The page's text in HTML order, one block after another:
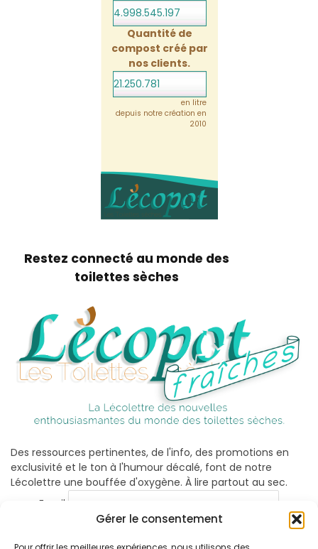
Gérer le consentement
4.998.545.218
Quantité de
compost créé par
nos clients.
21.250.781
en litre
depuis notre création en
2010
Restez connecté au monde des
toilettes sèches
Des ressources pertinentes, de l'info, des promotions en
exclusivité et le ton à l'humour décalé, font de notre
Lécolettre une bouffée d'oxygène. À lire partout au sec.
Email